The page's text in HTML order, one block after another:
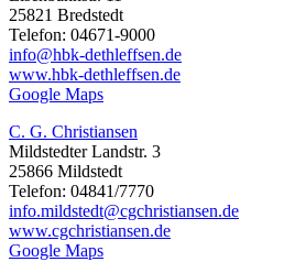
25821 Bredstedt
Telefon: 04671-9000
info@hbk-dethleffsen.de
www.hbk-dethleffsen.de
Google Maps
C. G. Christiansen
Mildstedter Landstr. 3
25866 Mildstedt
Telefon: 04841/7770
info.mildstedt@cgchristiansen.de
www.cgchristiansen.de
Google Maps